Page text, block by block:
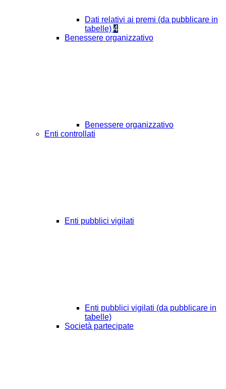
Dati relativi ai premi (da pubblicare in
tabelle) 4
Benessere organizzativo
Benessere organizzativo
Enti controllati
Enti pubblici vigilati
Enti pubblici vigilati (da pubblicare in
tabelle)
Società partecipate